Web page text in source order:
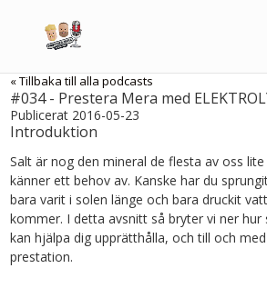
« Tillbaka till alla podcasts
#034 - Prestera Mera med
Publicerat 2016-05-23
Introduktion
Salt är nog den mineral de flesta av oss
känner ett behov av. Kanske har du
bara varit i solen länge och bara druckit
kommer. I detta avsnitt så bryter vi ner
kan hjälpa dig upprätthålla, och till och
prestation.